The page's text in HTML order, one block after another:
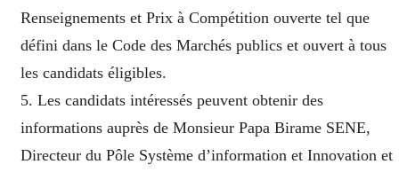
Renseignements et Prix à Compétition ouverte tel que
défini dans le Code des Marchés publics et ouvert à tous
les candidats éligibles.
5. Les candidats intéressés peuvent obtenir des
informations auprès de Monsieur Papa Birame SENE,
Directeur du Pôle Système d’information et Innovation et